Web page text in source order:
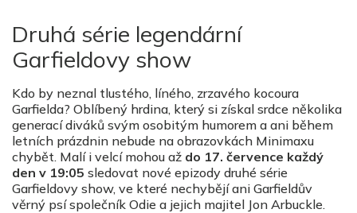
Druhá série legendární
Garfieldovy show
Kdo by neznal tlustého, líného, zrzavého kocoura
Garfielda? Oblíbený hrdina, který si získal srdce několika
generací diváků svým osobitým humorem a ani během
letních prázdnin nebude na obrazovkách Minimaxu
chybět. Malí i velcí mohou až do 17. července každý
den v 19:05 sledovat nové epizody druhé série
Garfieldovy show, ve které nechybějí ani Garfieldův
věrný psí společník Odie a jejich majitel Jon Arbuckle.